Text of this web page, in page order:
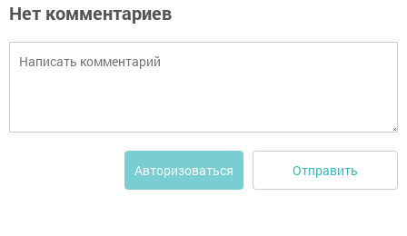
Нет комментариев
Авторизоваться Отправить